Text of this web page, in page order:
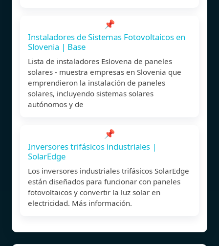
📌
Instaladores de Sistemas Fotovoltaicos en
Slovenia | Base
Lista de instaladores Eslovena de paneles
solares - muestra empresas en Slovenia que
emprendieron la instalación de paneles
solares, incluyendo sistemas solares
autónomos y de
📌
Inversores trifásicos industriales |
SolarEdge
Los inversores industriales trifásicos SolarEdge
están diseñados para funcionar con paneles
fotovoltaicos y convertir la luz solar en
electricidad. Más información.